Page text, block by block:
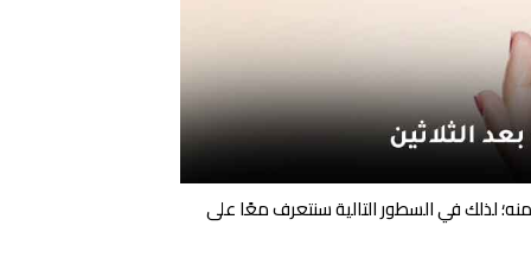
لذلك في السطور التالية سنتعرف معًا على